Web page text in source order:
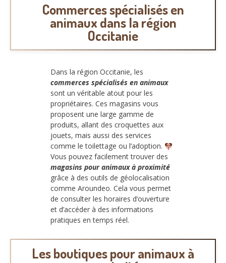
Commerces spécialisés en
animaux dans la région
Occitanie
Dans la région Occitanie, les
commerces spécialisés en animaux
sont un véritable atout pour les
propriétaires. Ces magasins vous
proposent une large gamme de
produits, allant des croquettes aux
jouets, mais aussi des services
comme le toilettage ou l’adoption.
Vous pouvez facilement trouver des
magasins pour animaux à proximité
grâce à des outils de géolocalisation
comme Aroundeo. Cela vous permet
de consulter les horaires d’ouverture
et d’accéder à des informations
pratiques en temps réel.
Les boutiques pour animaux à